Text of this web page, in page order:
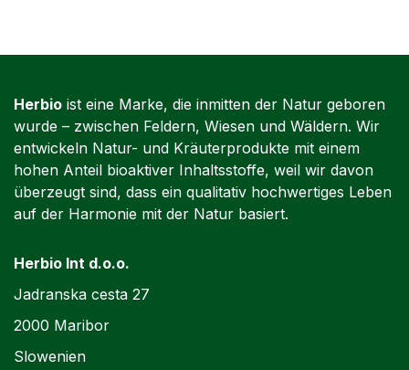
Herbio ist eine Marke, die inmitten der Natur geboren
wurde – zwischen Feldern, Wiesen und Wäldern. Wir
entwickeln Natur- und Kräuterprodukte mit einem
hohen Anteil bioaktiver Inhaltsstoffe, weil wir davon
überzeugt sind, dass ein qualitativ hochwertiges Leben
auf der Harmonie mit der Natur basiert.
Herbio Int d.o.o.
Jadranska cesta 27
2000 Maribor
Slowenien